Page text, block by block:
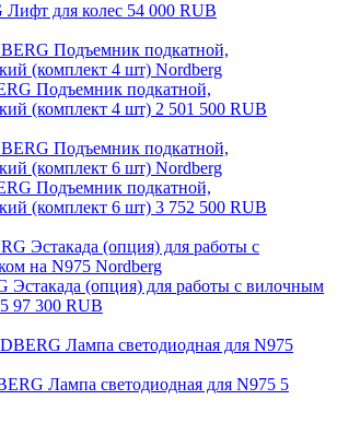
для колес 54 000 RUB
Подъемник подкатной,
(комплект 4 шт) 2 501 500 RUB
Подъемник подкатной,
(комплект 6 шт) 3 752 500 RUB
Эстакада (опция) для работы с вилочным
97 300 RUB
Лампа светодиодная для N975 5